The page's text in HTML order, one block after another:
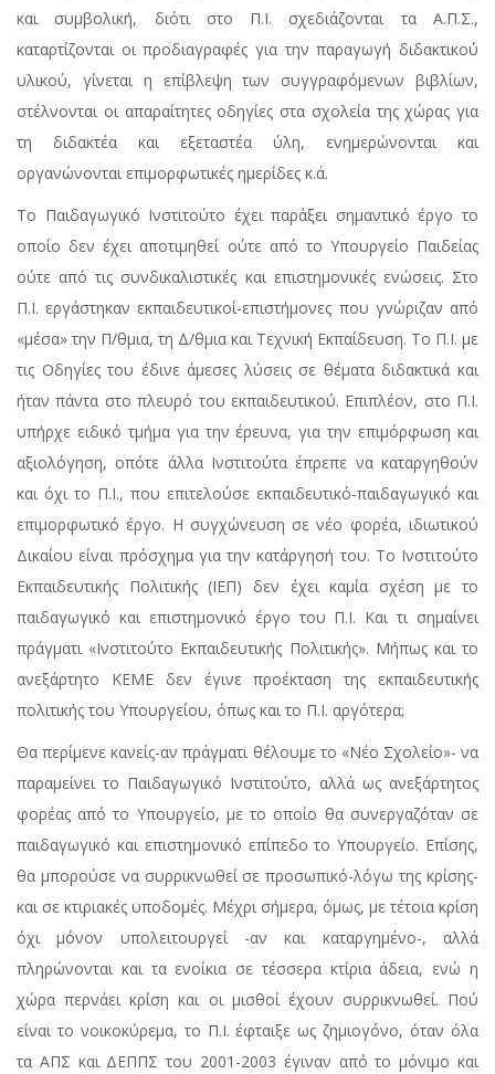
και συμβολική, διότι στο Π.Ι. σχεδιάζονται τα Α.Π.Σ.,
καταρτίζονται οι προδιαγραφές για την παραγωγή διδακτικού
υλικού, γίνεται η επίβλεψη των συγγραφόμενων βιβλίων,
στέλνονται οι απαραίτητες οδηγίες στα σχολεία της χώρας για
τη διδακτέα και εξεταστέα ύλη, ενημερώνονται και
οργανώνονται επιμορφωτικές ημερίδες κ.ά.
Το Παιδαγωγικό Ινστιτούτο έχει παράξει σημαντικό έργο το
οποίο δεν έχει αποτιμηθεί ούτε από το Υπουργείο Παιδείας
ούτε από τις συνδικαλιστικές και επιστημονικές ενώσεις. Στο
Π.Ι. εργάστηκαν εκπαιδευτικοί-επιστήμονες που γνώριζαν από
«μέσα» την Π/θμια, τη Δ/θμια και Τεχνική Εκπαίδευση. Το Π.Ι. με
τις Οδηγίες του έδινε άμεσες λύσεις σε θέματα διδακτικά και
ήταν πάντα στο πλευρό του εκπαιδευτικού. Επιπλέον, στο Π.Ι.
υπήρχε ειδικό τμήμα για την έρευνα, για την επιμόρφωση και
αξιολόγηση, οπότε άλλα Ινστιτούτα έπρεπε να καταργηθούν
και όχι το Π.Ι., που επιτελούσε εκπαιδευτικό-παιδαγωγικό και
επιμορφωτικό έργο. Η συγχώνευση σε νέο φορέα, ιδιωτικού
Δικαίου είναι πρόσχημα για την κατάργησή του. Το Ινστιτούτο
Εκπαιδευτικής Πολιτικής (ΙΕΠ) δεν έχει καμία σχέση με το
παιδαγωγικό και επιστημονικό έργο του Π.Ι. Και τι σημαίνει
πράγματι «Ινστιτούτο Εκπαιδευτικής Πολιτικής». Μήπως και το
ανεξάρτητο ΚΕΜΕ δεν έγινε προέκταση της εκπαιδευτικής
πολιτικής του Υπουργείου, όπως και το Π.Ι. αργότερα;
Θα περίμενε κανείς-αν πράγματι θέλουμε το «Νέο Σχολείο»- να
παραμείνει το Παιδαγωγικό Ινστιτούτο, αλλά ως ανεξάρτητος
φορέας από το Υπουργείο, με το οποίο θα συνεργαζόταν σε
παιδαγωγικό και επιστημονικό επίπεδο το Υπουργείο. Επίσης,
θα μπορούσε να συρρικνωθεί σε προσωπικό-λόγω της κρίσης-
και σε κτιριακές υποδομές. Μέχρι σήμερα, όμως, με τέτοια κρίση
όχι μόνον υπολειτουργεί -αν και καταργημένο-, αλλά
πληρώνονται και τα ενοίκια σε τέσσερα κτίρια άδεια, ενώ η
χώρα περνάει κρίση και οι μισθοί έχουν συρρικνωθεί. Πού
είναι το νοικοκύρεμα, το Π.Ι. έφταιξε ως ζημιογόνο, όταν όλα
τα ΑΠΣ και ΔΕΠΠΣ του 2001-2003 έγιναν από το μόνιμο και